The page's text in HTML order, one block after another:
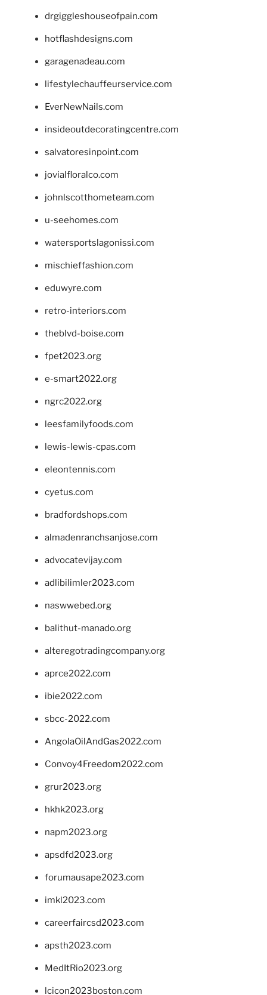
drgiggleshouseofpain.com
hotflashdesigns.com
garagenadeau.com
lifestylechauffeurservice.com
EverNewNails.com
insideoutdecoratingcentre.com
salvatoresinpoint.com
jovialfloralco.com
johnlscotthometeam.com
u-seehomes.com
watersportslagonissi.com
mischieffashion.com
eduwyre.com
retro-interiors.com
theblvd-boise.com
fpet2023.org
e-smart2022.org
ngrc2022.org
leesfamilyfoods.com
lewis-lewis-cpas.com
eleontennis.com
cyetus.com
bradfordshops.com
almadenranchsanjose.com
advocatevijay.com
adlibilimler2023.com
naswwebed.org
balithut-manado.org
alteregotradingcompany.org
aprce2022.com
ibie2022.com
sbcc-2022.com
AngolaOilAndGas2022.com
Convoy4Freedom2022.com
grur2023.org
hkhk2023.org
napm2023.org
apsdfd2023.org
forumausape2023.com
imkl2023.com
careerfaircsd2023.com
apsth2023.com
MedItRio2023.org
lcicon2023boston.com